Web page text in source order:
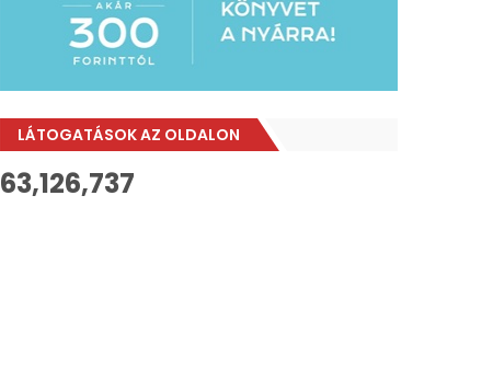
LÁTOGATÁSOK AZ OLDALON
63,126,737